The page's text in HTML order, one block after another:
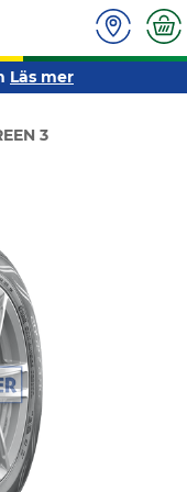
Läs mer
3